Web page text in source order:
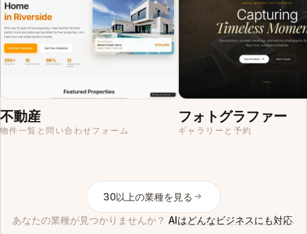
不動産
物件一覧と問い合わせフォーム
フォトグラファー
ギャラリーと予約
30以上の業種を見る
あなたの業種が見つかりませんか？ AIはどんなビジネスにも対応.